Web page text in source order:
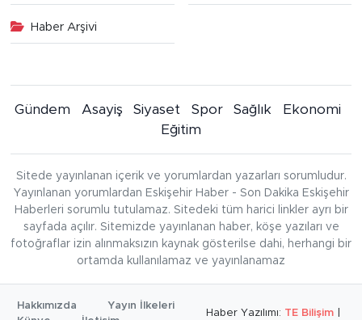
Haber Arşivi
Gündem Asayiş Siyaset Spor Sağlık
Ekonomi
Eğitim
Sitede yayınlanan içerik ve yorumlardan yazarları sorumludur.
Yayınlanan yorumlardan Eskişehir Haber - Son Dakika Eskişehir
Haberleri sorumlu tutulamaz. Sitedeki tüm harici linkler ayrı bir
sayfada açılır. Sitemizde yayınlanan haber, köşe yazıları ve
fotoğraflar izin alınmaksızın kaynak gösterilse dahi, herhangi bir
ortamda kullanılamaz ve yayınlanamaz
Hakkımızda
Yayın İlkeleri
Haber Yazılımı: TE Bilişim